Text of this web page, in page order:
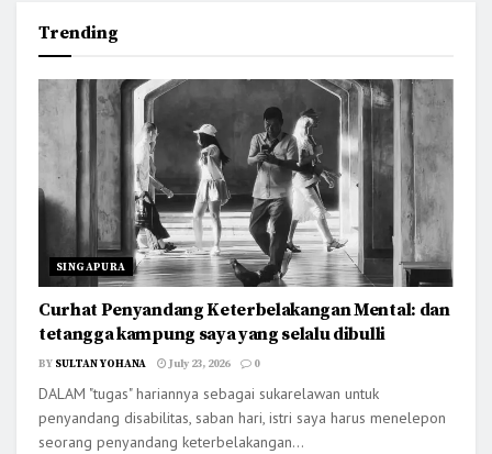
Trending
SINGAPURA
Curhat Penyandang Keterbelakangan Mental: dan
tetangga kampung saya yang selalu dibulli
BY SULTAN YOHANA July 23, 2026 0
DALAM "tugas" hariannya sebagai sukarelawan untuk
penyandang disabilitas, saban hari, istri saya harus menelepon
seorang penyandang keterbelakangan...